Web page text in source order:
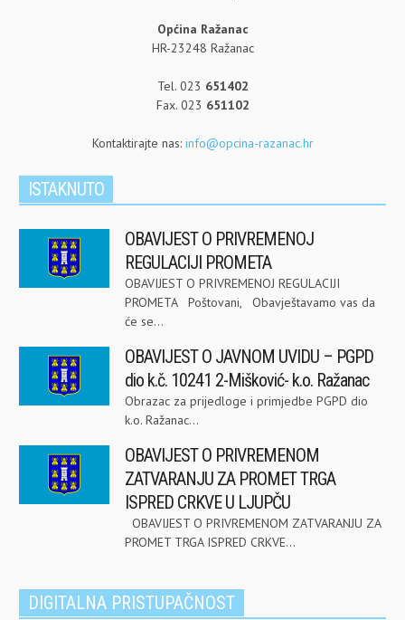
Općina Ražanac
HR-23248 Ražanac
Tel. 023 651402
Fax. 023 651102
Kontaktirajte nas: info@opcina-razanac.hr
ISTAKNUTO
OBAVIJEST O PRIVREMENOJ
REGULACIJI PROMETA
OBAVIJEST O PRIVREMENOJ REGULACIJI
PROMETA Poštovani, Obavještavamo vas da
će se...
OBAVIJEST O JAVNOM UVIDU – PGPD
dio k.č. 10241 2-Mišković- k.o. Ražanac
Obrazac za prijedloge i primjedbe PGPD dio
k.o. Ražanac...
OBAVIJEST O PRIVREMENOM
ZATVARANJU ZA PROMET TRGA
ISPRED CRKVE U LJUPČU
OBAVIJEST O PRIVREMENOM ZATVARANJU ZA
PROMET TRGA ISPRED CRKVE...
DIGITALNA PRISTUPAČNOST